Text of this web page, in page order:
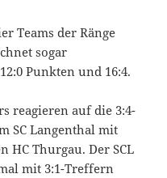
Teams der Ränge
sogar
Punkten und 16:4.
reagieren auf die 3:4-
SC Langenthal mit
HC Thurgau. Der SCL
mit 3:1-Treffern